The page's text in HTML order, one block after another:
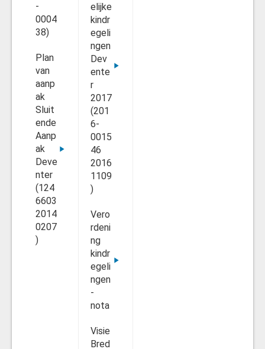
-
0004
38)
Plan
van
aanp
ak
Sluit
ende
Aanp
ak
Deve
nter
(124
6603
2014
0207
)
elijke
kindr
egeli
ngen
Dev
ente
r
2017
(201
6-
0015
46
2016
1109
)
Vero
rdeni
ng
kindr
egeli
ngen
-
nota
Visie
Bred